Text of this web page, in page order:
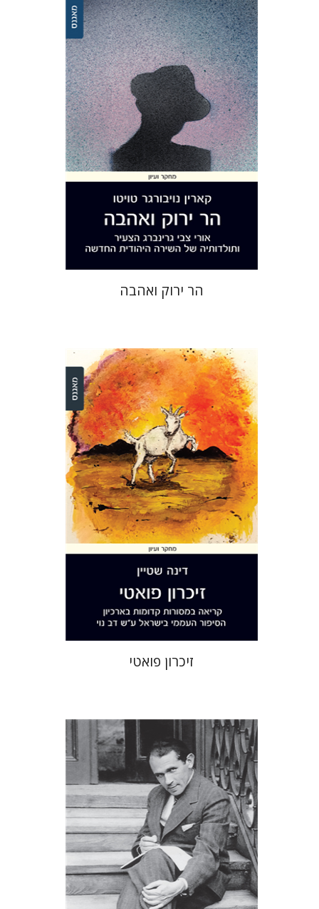
קארין נויבורגר-טויטו
הנחת אתר ספר מודפס
$35
$32
הר ירוק ואהבה
דינה שטיין
הנחת אתר ספר מודפס
$40
$36
זיכרון פואטי
ברונו שולץ
יעקב גולומב
מרים בורנשטיין